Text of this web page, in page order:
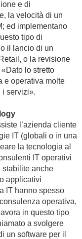
e di
la velocità di un
ed implementano
tipo di
il lancio di un
o la revisione
lo stretto
e operativa molte
i servizi».
l’azienda cliente
IT (globali o in una
la tecnologia al
IT operativi
stabilite anche
applicativi
IT hanno spesso
operativa,
in questo tipo
a svolgere
un software per il